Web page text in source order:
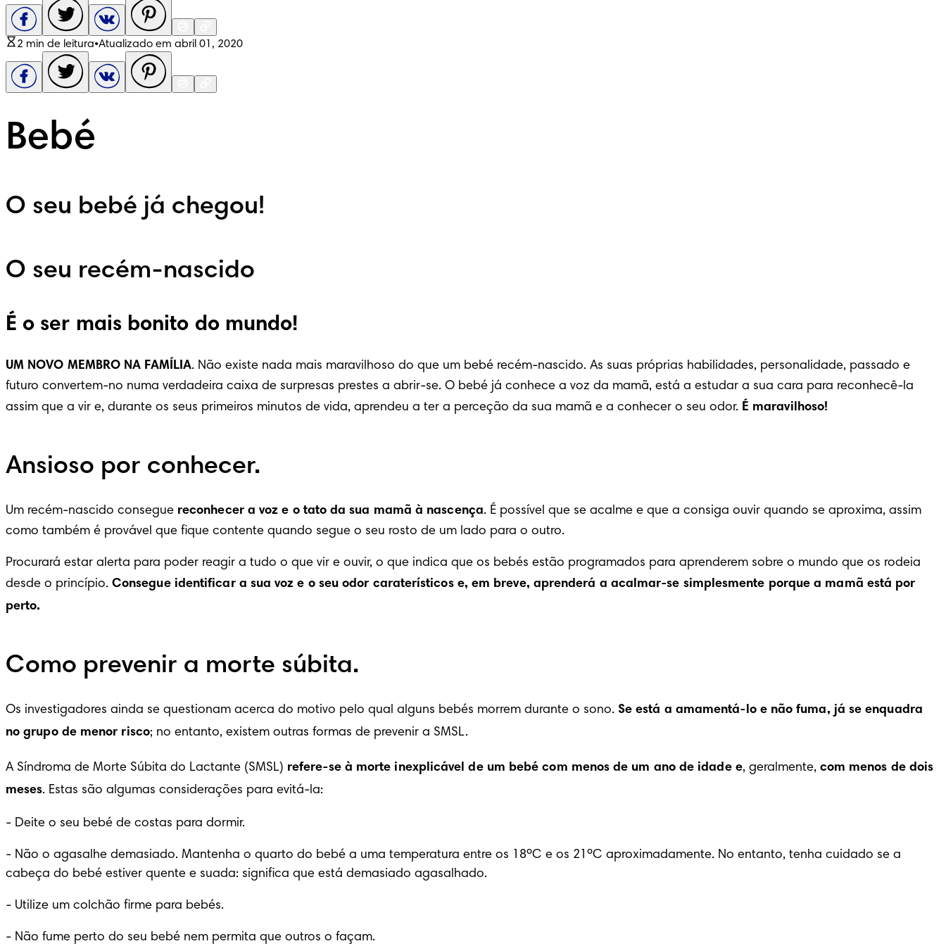
2 min de leitura•Atualizado em abril 01, 2020
Bebé
O seu bebé já chegou!
O seu recém-nascido
É o ser mais bonito do mundo!
UM NOVO MEMBRO NA FAMÍLIA. Não existe nada mais maravilhoso do que um bebé recém-nascido. As suas próprias habilidades, personalidade, passado e
futuro convertem-no numa verdadeira caixa de surpresas prestes a abrir-se. O bebé já conhece a voz da mamã, está a estudar a sua cara para reconhecê-la
assim que a vir e, durante os seus primeiros minutos de vida, aprendeu a ter a perceção da sua mamã e a conhecer o seu odor. É maravilhoso!
Ansioso por conhecer.
Um recém-nascido consegue reconhecer a voz e o tato da sua mamã à nascença. É possível que se acalme e que a consiga ouvir quando se aproxima, assim
como também é provável que fique contente quando segue o seu rosto de um lado para o outro.
Procurará estar alerta para poder reagir a tudo o que vir e ouvir, o que indica que os bebés estão programados para aprenderem sobre o mundo que os rodeia
desde o princípio. Consegue identificar a sua voz e o seu odor caraterísticos e, em breve, aprenderá a acalmar-se simplesmente porque a mamã está por
perto.
Como prevenir a morte súbita.
Os investigadores ainda se questionam acerca do motivo pelo qual alguns bebés morrem durante o sono. Se está a amamentá-lo e não fuma, já se enquadra
no grupo de menor risco; no entanto, existem outras formas de prevenir a SMSL.
A Síndroma de Morte Súbita do Lactante (SMSL) refere-se à morte inexplicável de um bebé com menos de um ano de idade e, geralmente, com menos de dois
meses. Estas são algumas considerações para evitá-la:
- Deite o seu bebé de costas para dormir.
- Não o agasalhe demasiado. Mantenha o quarto do bebé a uma temperatura entre os 18ºC e os 21ºC aproximadamente. No entanto, tenha cuidado se a
cabeça do bebé estiver quente e suada: significa que está demasiado agasalhado.
- Utilize um colchão firme para bebés.
- Não fume perto do seu bebé nem permita que outros o façam.